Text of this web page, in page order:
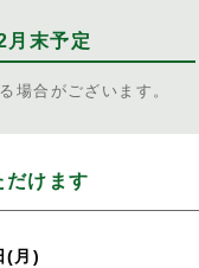
末予定
場合がございます。
けます
(月)